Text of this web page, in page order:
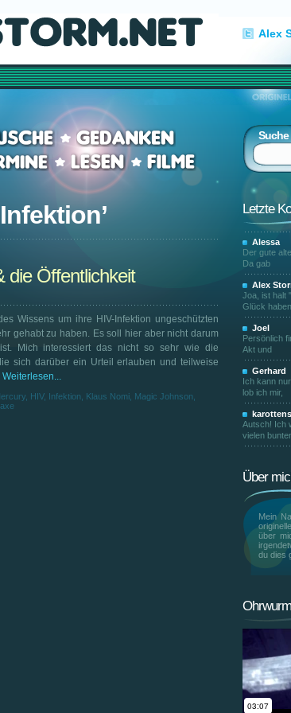
Alex
Suche
Infektion’
die Öffentlichkeit
Wissens um ihre HIV-Infektion ungeschützten
gehabt zu haben. Es soll hier aber nicht darum
Mich interessiert das nicht so sehr wie die
sich darüber ein Urteil erlauben und teilweise
Weiterlesen...
HIV, Infektion Klaus Nomi Magic Johnson
Letzte
Alessa
Der gute
Da gab
Alex
Joa, ist halt
Glück haben
Joel
Persönlich
Akt und
Gerhard
Ich kann
lob ich mir,
Autsch! Ich
vielen
Über
Mein
über
du dies
Ohrwurm